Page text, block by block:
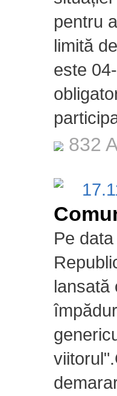
pentru
limită
este
832
Pe
lansată